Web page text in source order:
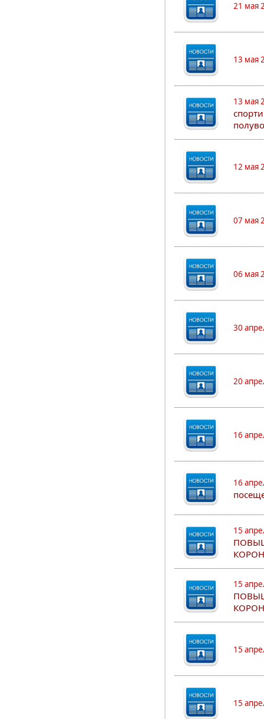
21 мая
13 мая
13 мая
12 мая
07 мая
06 мая
30
20
16
16
15
15
15
15